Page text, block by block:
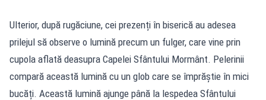
Ulterior, după rugăciune, cei prezenți în biserică au adesea
prilejul să observe o lumină precum un fulger, care vine prin
cupola aflată deasupra Capelei Sfântului Mormânt. Pelerinii
compară această lumină cu un glob care se împrăștie în mici
bucăți. Această lumină ajunge până la lespedea Sfântului